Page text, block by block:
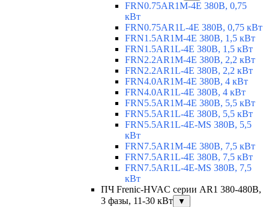
FRN0.75AR1M-4E 380В, 0,75
кВт
FRN0.75AR1L-4E 380В, 0,75 кВт
FRN1.5AR1M-4E 380В, 1,5 кВт
FRN1.5AR1L-4E 380В, 1,5 кВт
FRN2.2AR1M-4E 380В, 2,2 кВт
FRN2.2AR1L-4E 380В, 2,2 кВт
FRN4.0AR1M-4E 380В, 4 кВт
FRN4.0AR1L-4E 380В, 4 кВт
FRN5.5AR1M-4E 380В, 5,5 кВт
FRN5.5AR1L-4E 380В, 5,5 кВт
FRN5.5AR1L-4E-MS 380В, 5,5
кВт
FRN7.5AR1M-4E 380В, 7,5 кВт
FRN7.5AR1L-4E 380В, 7,5 кВт
FRN7.5AR1L-4E-MS 380В, 7,5
кВт
ПЧ Frenic-HVAC серии AR1 380-480В,
3 фазы, 11-30 кВт
▼